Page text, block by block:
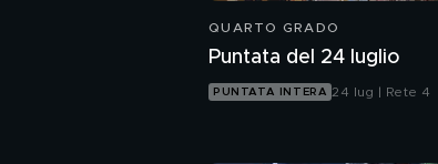
QUARTO GRADO
Puntata del 24 luglio
PUNTATA INTERA 24 lug | Rete 4